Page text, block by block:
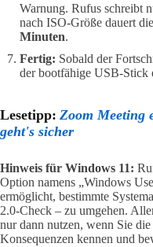
Warnung. Rufus schreibt
nach ISO-Größe dauert
Minuten.
Fertig: Sobald der
der bootfähige USB-Stick
Lesetipp: Zoom Meeting
geht's sicher
Hinweis für Windows 11:
Option namens „Windows
ermöglicht, bestimmte
2.0-Check – zu umgehen.
nur dann nutzen, wenn Sie
Konsequenzen kennen und